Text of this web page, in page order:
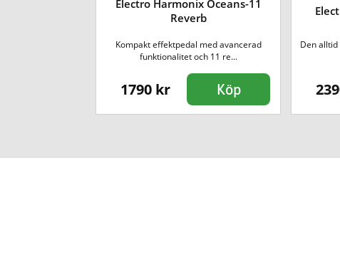
Electro Harmonix Oceans-11
Reverb
Kompakt effektpedal med avancerad
funktionalitet och 11 re...
1790 kr Köp
Den